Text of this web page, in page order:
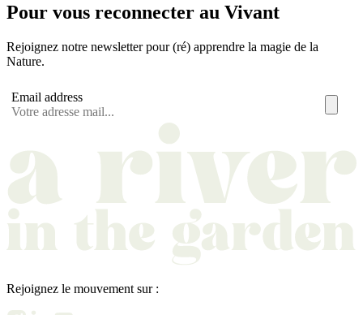
Pour vous reconnecter au Vivant
Rejoignez notre newsletter pour (ré) apprendre la magie de la
Nature.
Email address
Rejoignez le mouvement sur :